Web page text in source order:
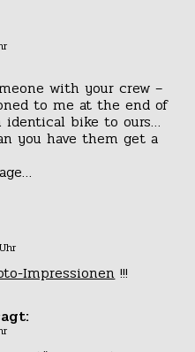
with your crew –
to me at the end of
bike to ours…
you have them get a
Impressionen !!!